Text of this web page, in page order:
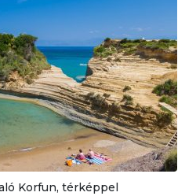
Korfun, térképpel